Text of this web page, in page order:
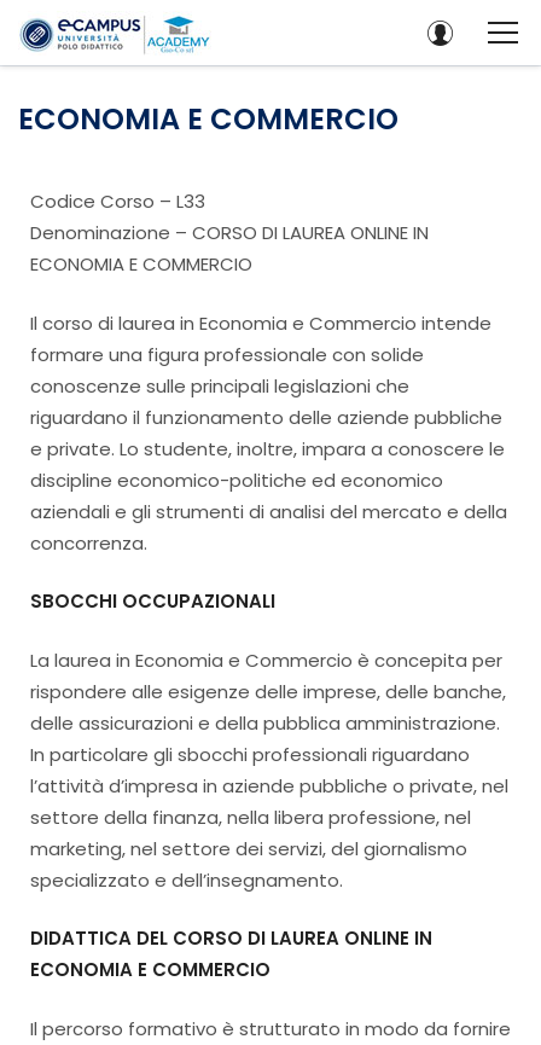
ECONOMIA E COMMERCIO
Codice Corso – L33
Denominazione – CORSO DI LAUREA ONLINE IN
ECONOMIA E COMMERCIO
Il corso di laurea in Economia e Commercio intende
formare una figura professionale con solide
conoscenze sulle principali legislazioni che
riguardano il funzionamento delle aziende pubbliche
e private. Lo studente, inoltre, impara a conoscere le
discipline economico-politiche ed economico
aziendali e gli strumenti di analisi del mercato e della
concorrenza.
SBOCCHI OCCUPAZIONALI
La laurea in Economia e Commercio è concepita per
rispondere alle esigenze delle imprese, delle banche,
delle assicurazioni e della pubblica amministrazione.
In particolare gli sbocchi professionali riguardano
l’attività d’impresa in aziende pubbliche o private, nel
settore della finanza, nella libera professione, nel
marketing, nel settore dei servizi, del giornalismo
specializzato e dell’insegnamento.
DIDATTICA DEL CORSO DI LAUREA ONLINE IN
ECONOMIA E COMMERCIO
Il percorso formativo è strutturato in modo da fornire